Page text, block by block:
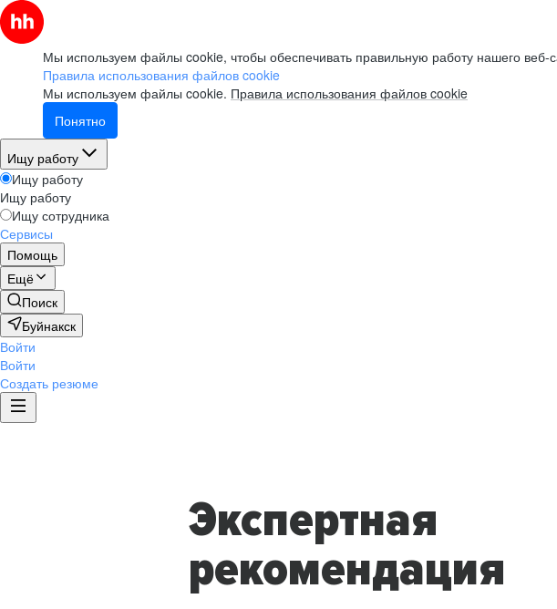
Мы используем файлы cookie, чтобы обеспечивать правильную работу нашего веб-
Правила использования файлов cookie
Мы используем файлы cookie. Правила использования файлов cookie
Понятно
Ищу работу
Ищу работу
Ищу работу
Ищу сотрудника
Сервисы
Помощь
Ещё
Поиск
Буйнакск
Войти
Войти
Создать резюме
Экспертная
рекомендация